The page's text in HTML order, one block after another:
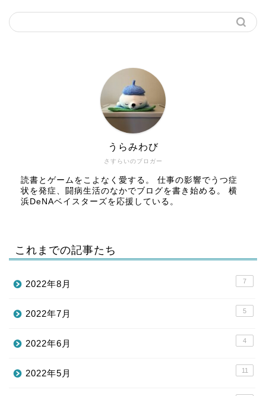
さすらいのブロガー
うらみわび
読書とゲームをこよなく愛する。 仕事の影響でうつ症
状を発症、闘病生活のなかでブログを書き始める。 横
浜DeNAベイスターズを応援している。
これまでの記事たち
2022年8月 7
2022年7月 5
2022年6月 4
2022年5月 11